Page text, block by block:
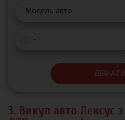
Модель авто
3. Викуп авто Лексус